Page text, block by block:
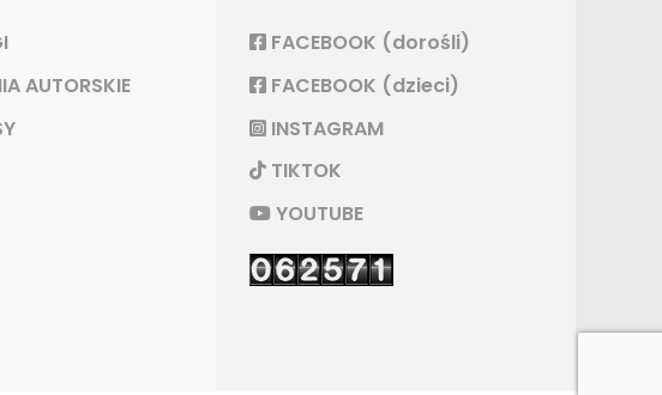
AUTORSKIE
FACEBOOK (dorośli)
FACEBOOK (dzieci)
INSTAGRAM
TIKTOK
YOUTUBE